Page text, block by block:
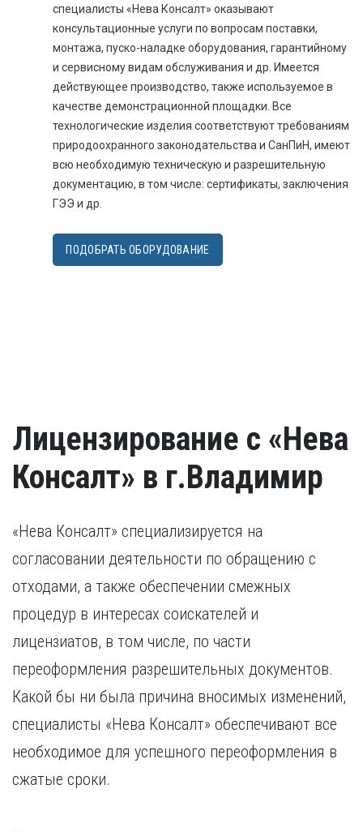
специалисты «Нева Консалт» оказывают
консультационные услуги по вопросам поставки,
монтажа, пуско-наладке оборудования, гарантийному
и сервисному видам обслуживания и др. Имеется
действующее производство, также используемое в
качестве демонстрационной площадки. Все
технологические изделия соответствуют требованиям
природоохранного законодательства и СанПиН, имеют
всю необходимую техническую и разрешительную
документацию, в том числе: сертификаты, заключения
ГЭЭ и др.
ПОДОБРАТЬ ОБОРУДОВАНИЕ
Лицензирование с «Нева
Консалт» в г.Владимир
«Нева Консалт» специализируется на
согласовании деятельности по обращению с
отходами, а также обеспечении смежных
процедур в интересах соискателей и
лицензиатов, в том числе, по части
переоформления разрешительных документов.
Какой бы ни была причина вносимых изменений,
специалисты «Нева Консалт» обеспечивают все
необходимое для успешного переоформления в
сжатые сроки.